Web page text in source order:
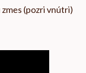
(pozri vnútri)